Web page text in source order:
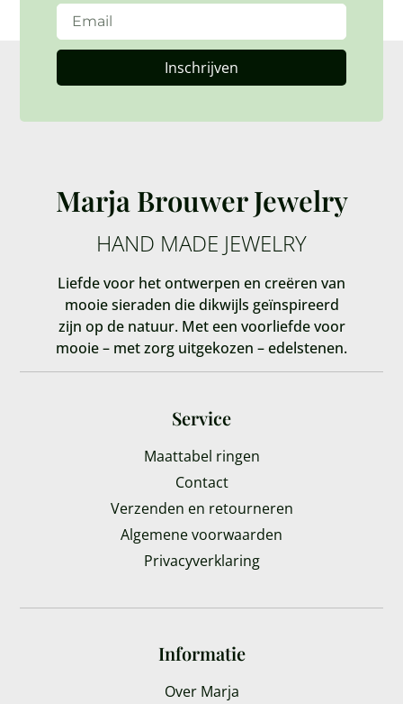
Inschrijven
Marja Brouwer Jewelry
HAND MADE JEWELRY
Liefde voor het ontwerpen en creëren van
mooie sieraden die dikwijls geïnspireerd
zijn op de natuur. Met een voorliefde voor
mooie – met zorg uitgekozen – edelstenen.
Service
Maattabel ringen
Contact
Verzenden en retourneren
Algemene voorwaarden
Privacyverklaring
Informatie
Over Marja